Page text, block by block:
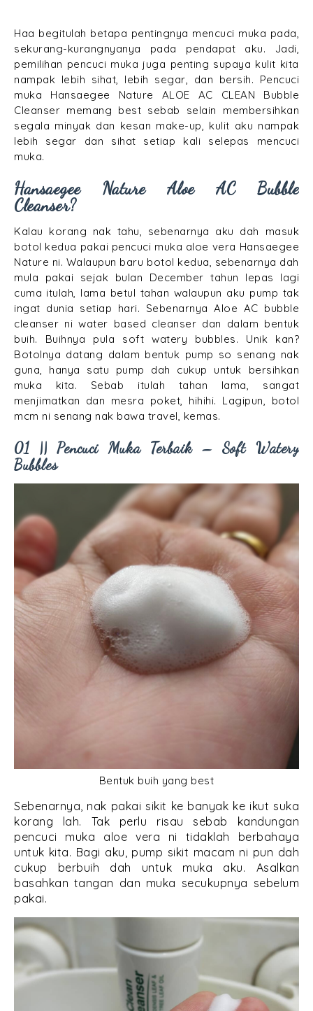
Haa begitulah betapa pentingnya mencuci muka pada,
sekurang-kurangnyanya pada pendapat aku. Jadi,
pemilihan pencuci muka juga penting supaya kulit kita
nampak lebih sihat, lebih segar, dan bersih. Pencuci
muka Hansaegee Nature ALOE AC CLEAN Bubble
Cleanser memang best sebab selain membersihkan
segala minyak dan kesan make-up, kulit aku nampak
lebih segar dan sihat setiap kali selepas mencuci
muka.
Hansaegee Nature Aloe AC Bubble
Cleanser?
Kalau korang nak tahu, sebenarnya aku dah masuk
botol kedua pakai pencuci muka aloe vera Hansaegee
Nature ni. Walaupun baru botol kedua, sebenarnya dah
mula pakai sejak bulan December tahun lepas lagi
cuma itulah, lama betul tahan walaupun aku pump tak
ingat dunia setiap hari. Sebenarnya Aloe AC bubble
cleanser ni water based cleanser dan dalam bentuk
buih. Buihnya pula soft watery bubbles. Unik kan?
Botolnya datang dalam bentuk pump so senang nak
guna, hanya satu pump dah cukup untuk bersihkan
muka kita. Sebab itulah tahan lama, sangat
menjimatkan dan mesra poket, hihihi. Lagipun, botol
mcm ni senang nak bawa travel, kemas.
01 || Pencuci Muka Terbaik – Soft Watery
Bubbles
Bentuk buih yang best
Sebenarnya, nak pakai sikit ke banyak ke ikut suka
korang lah. Tak perlu risau sebab kandungan
pencuci muka aloe vera ni tidaklah berbahaya
untuk kita. Bagi aku, pump sikit macam ni pun dah
cukup berbuih dah untuk muka aku. Asalkan
basahkan tangan dan muka secukupnya sebelum
pakai.